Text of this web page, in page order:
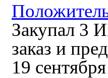
Закупал 3
заказ и
19